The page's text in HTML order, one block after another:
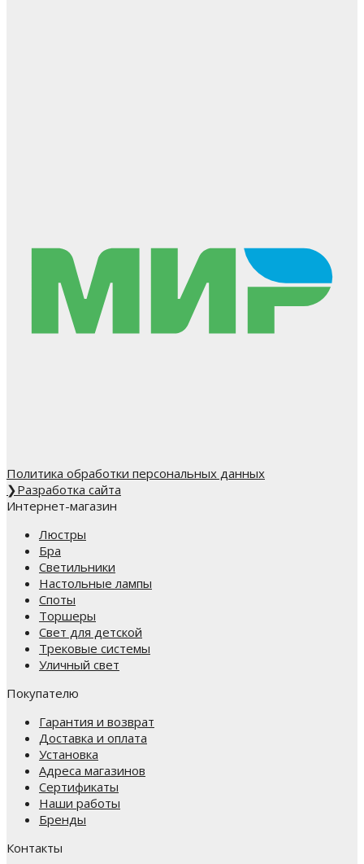
Политика обработки персональных данных
❯Разработка сайта
Интернет-магазин
Люстры
Бра
Светильники
Настольные лампы
Споты
Торшеры
Свет для детской
Трековые системы
Уличный свет
Покупателю
Гарантия и возврат
Доставка и оплата
Установка
Адреса магазинов
Сертификаты
Наши работы
Бренды
Контакты